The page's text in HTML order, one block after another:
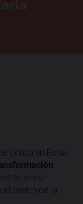
cotiza en Bolsa
el centro de la